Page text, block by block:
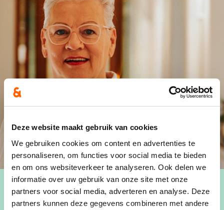
Deze website maakt gebruik van cookies
We gebruiken cookies om content en advertenties te
personaliseren, om functies voor social media te bieden
en om ons websiteverkeer te analyseren. Ook delen we
informatie over uw gebruik van onze site met onze
partners voor social media, adverteren en analyse. Deze
partners kunnen deze gegevens combineren met andere